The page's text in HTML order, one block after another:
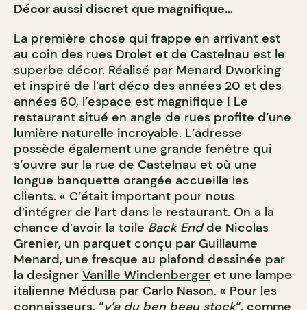
Décor aussi discret que magnifique…
La première chose qui frappe en arrivant est
au coin des rues Drolet et de Castelnau est le
superbe décor. Réalisé par Menard Dworking
et inspiré de l’art déco des années 20 et des
années 60, l’espace est magnifique ! Le
restaurant situé en angle de rues profite d’une
lumière naturelle incroyable. L’adresse
possède également une grande fenêtre qui
s’ouvre sur la rue de Castelnau et où une
longue banquette orangée accueille les
clients. « C’était important pour nous
d’intégrer de l’art dans le restaurant. On a la
chance d’avoir la toile Back Endde Nicolas
Grenier, un parquet conçu par Guillaume
Menard, une fresque au plafond dessinée par
la designer Vanille Windenberger et une lampe
italienne Médusa par Carlo Nason. « Pour les
connaisseurs, “y’a du ben beau stock“, comme